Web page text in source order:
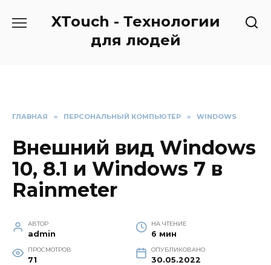
XTouch - Технологии
для людей
ГЛАВНАЯ » ПЕРСОНАЛЬНЫЙ КОМПЬЮТЕР » WINDOWS
Внешний вид Windows
10, 8.1 и Windows 7 в
Rainmeter
АВТОР
admin
НА ЧТЕНИЕ
6 мин
ПРОСМОТРОВ
71
ОПУБЛИКОВАНО
30.05.2022